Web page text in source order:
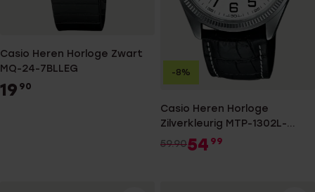
Casio Heren Horloge Zwart
MQ-24-7BLLEG
19 90
Casio Heren Horloge
Zilverkleurig MTP-1302L-
7BVEF
59.9054 99
-8%